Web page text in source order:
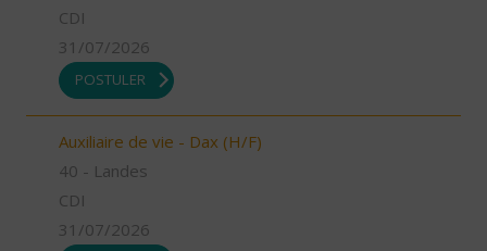
CDI
31/07/2026
POSTULER
Auxiliaire de vie - Dax (H/F)
40 - Landes
CDI
31/07/2026